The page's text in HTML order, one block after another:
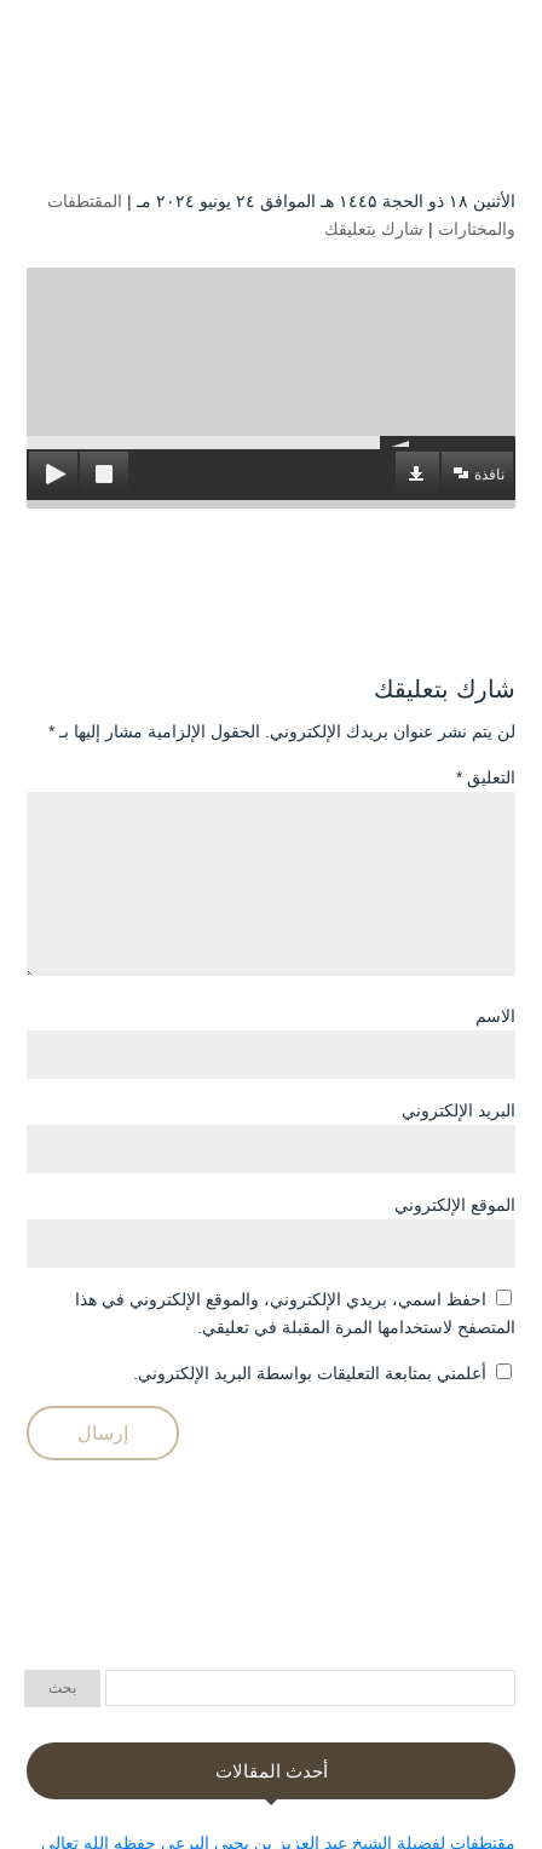
الأثنين ۱۸ ذو الحجة ۱٤٤۵ هـ الموافق ۲٤ يونيو ۲۰۲٤ مـ |
المقتطفات
والمختارات | شارك بتعليقك
نافذة
شارك بتعليقك
لن يتم نشر عنوان بريدك الإلكتروني. الحقول الإلزامية مشار إليها بـ *
التعليق *
الاسم
البريد الإلكتروني
الموقع الإلكتروني
احفظ اسمي، بريدي الإلكتروني، والموقع الإلكتروني في هذا
المتصفح لاستخدامها المرة المقبلة في تعليقي.
أعلمني بمتابعة التعليقات بواسطة البريد الإلكتروني.
أحدث المقالات
مقتطفات لفضيلة الشيخ عبد العزيز بن يحيى البرعي حفظه الله تعالى